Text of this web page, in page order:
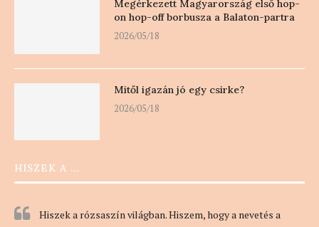
Megérkezett Magyarország első hop-
on hop-off borbusza a Balaton-partra
2026/05/18
Mitől igazán jó egy csirke?
2026/05/18
HISZEK A …
Hiszek a rózsaszín világban. Hiszem, hogy a nevetés a